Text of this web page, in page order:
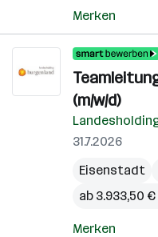
Merken
(m/w/d)
31.7.2026
Eisenstadt
ab 3.933,50
Merken